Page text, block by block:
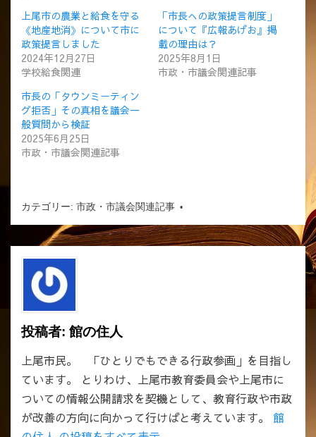
上尾市の農業と給食を守る
《地産地消》について市に
政策提言しました
2024年12月27日
学校給食関連
「市長への政策提言制度」
について『広報あげお』掲
載の理由は？
2025年8月1日
市政・市議会関連記事
市長の「タウンミーティン
グ拒否」その真相を議会一
般質問から検証
2025年6月25日
市政・市議会関連記事
カテゴリー: 市政・市議会関連記事
投稿者: 館の住人
上尾市民。 「ひとりでもできる行政参画」を目指し
ています。 とりわけ、上尾市教育委員会や上尾市に
ついての情報公開請求を契機として、教育行政や市政
が改善の方向に向かって行けばと考えています。 館